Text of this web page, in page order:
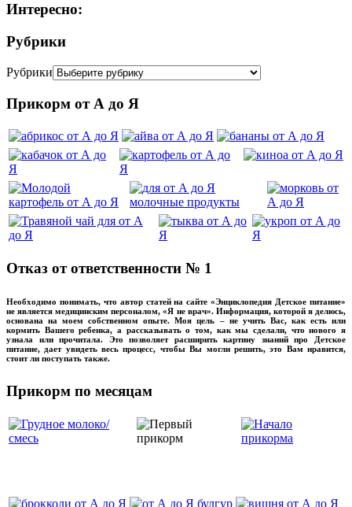
Интересно:
Рубрики
Рубрики
Прикорм от А до Я
Отказ от ответственности № 1
Необходимо понимать, что автор статей на сайте «Энциклопедия Детское питание»
не является медицинским персоналом, «Я не врач». Информация, которой я делюсь,
основана на моем собственном опыте. Моя цель – не учить Вас, как есть или
кормить Вашего ребенка, а рассказывать о том, как мы сделали, что нового я
узнала или прочитала. Это позволяет расширить картину знаний про Детское
питание, дает увидеть весь процесс, чтобы Вы могли решить, это Вам нравится,
стоит ли поступать также.
Прикорм по месяцам